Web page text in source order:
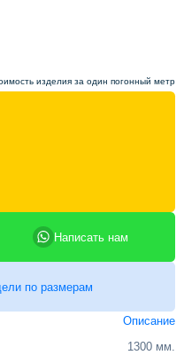
изделия за один погонный метр
Написать нам
по размерам
Описание
1300 мм.